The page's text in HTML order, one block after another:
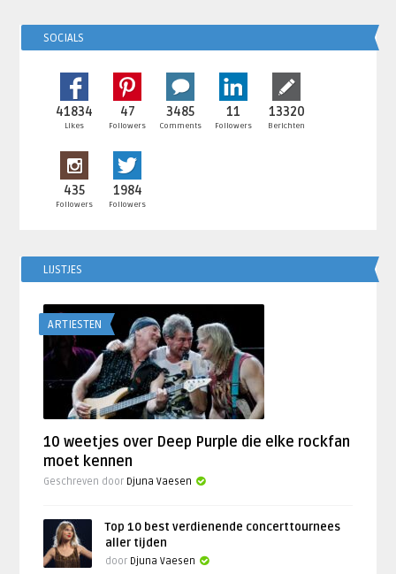
SOCIALS
41834
Likes
47
Followers
3485
Comments
11
Followers
13320
Berichten
435
Followers
1984
Followers
LIJSTJES
ARTIESTEN
10 weetjes over Deep Purple die elke rockfan
moet kennen
Geschreven door Djuna Vaesen
Top 10 best verdienende concerttournees
aller tijden
door Djuna Vaesen